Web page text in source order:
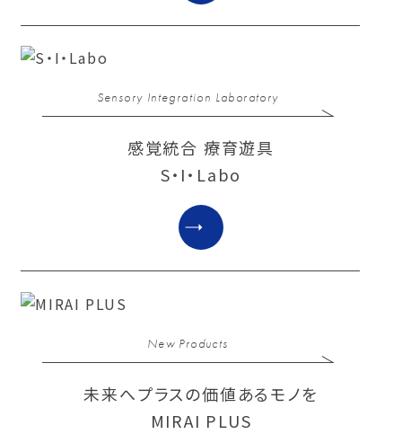
Sensory Integration Laboratory
感覚統合 療育遊具
S・I・Labo
New Products
未来へプラスの価値あるモノを
MIRAI PLUS